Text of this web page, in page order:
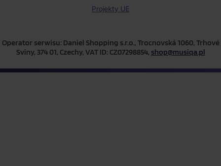
Projekty UE
Operator serwisu: Daniel Shopping s.r.o., Trocnovská 1060, Trhové
Sviny, 374 01, Czechy, VAT ID: CZ07298854, shop@musiqa.pl